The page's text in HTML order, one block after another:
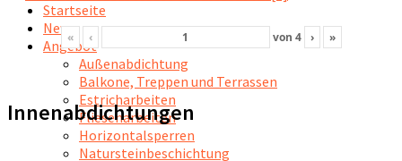
Startseite
News
Angebot
Außenabdichtung
Balkone, Treppen und Terrassen
Estricharbeiten
Fliesenarbeiten
Horizontalsperren
Natursteinbeschichtung
« ‹ von 4 › »
Innenabdichtungen